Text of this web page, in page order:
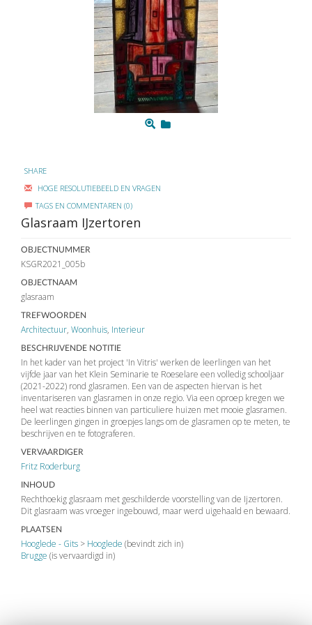
SHARE
HOGE RESOLUTIEBEELD EN VRAGEN
TAGS EN COMMENTAREN (0)
Glasraam IJzertoren
OBJECTNUMMER
KSGR2021_005b
OBJECTNAAM
glasraam
TREFWOORDEN
Architectuur, Woonhuis, Interieur
BESCHRIJVENDE NOTITIE
In het kader van het project 'In Vitris' werken de leerlingen van het
vijfde jaar van het Klein Seminarie te Roeselare een volledig schooljaar
(2021-2022) rond glasramen. Een van de aspecten hiervan is het
inventariseren van glasramen in onze regio. Via een oproep kregen we
heel wat reacties binnen van particuliere huizen met mooie glasramen.
De leerlingen gingen in groepjes langs om de glasramen op te meten, te
beschrijven en te fotograferen.
VERVAARDIGER
Fritz Roderburg
INHOUD
Rechthoekig glasraam met geschilderde voorstelling van de Ijzertoren.
Dit glasraam was vroeger ingebouwd, maar werd uigehaald en bewaard.
PLAATSEN
Hooglede - Gits > Hooglede (bevindt zich in)
Brugge (is vervaardigd in)